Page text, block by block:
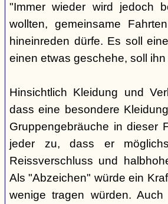
"Immer wieder wird jedoch
wollten, gemeinsame
hineinreden dürfe. Es soll
einen etwas geschehe, soll
Hinsichtlich Kleidung und
dass eine besondere
Gruppengebräuche in dieser
jeder zu, dass er
Reissverschluss und
Als "Abzeichen" würde ein
wenige tragen würden.